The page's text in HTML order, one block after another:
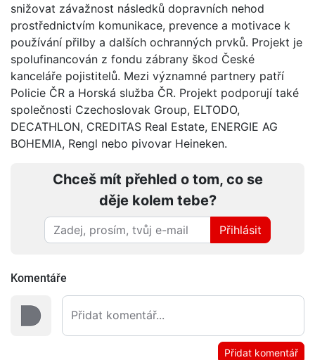
snižovat závažnost následků dopravních nehod
prostřednictvím komunikace, prevence a motivace k
používání přilby a dalších ochranných prvků. Projekt je
spolufinancován z fondu zábrany škod České
kanceláře pojistitelů. Mezi významné partnery patří
Policie ČR a Horská služba ČR. Projekt podporují také
společnosti Czechoslovak Group, ELTODO,
DECATHLON, CREDITAS Real Estate, ENERGIE AG
BOHEMIA, Rengl nebo pivovar Heineken.
Chceš mít přehled o tom, co se
děje kolem tebe?
Přihlásit
Komentáře
Přidat komentář